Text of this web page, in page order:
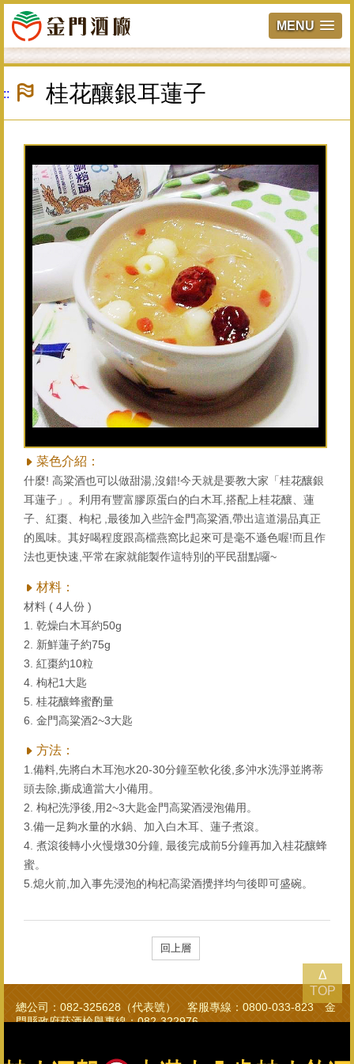
MENU
Δ
TOP
跳
主
::: 桂花釀銀耳蓮子
菜色介紹：
什麼! 高粱酒也可以做甜湯,沒錯!今天就是要教大家「桂花釀銀
耳蓮子」。利用有豐富膠原蛋白的白木耳,搭配上桂花釀、蓮
子、紅棗、枸杞 ,最後加入些許金門高粱酒,帶出這道湯品真正
的風味。其好喝程度跟高檔燕窩比起來可是毫不遜色喔!而且作
法也更快速,平常在家就能製作這特別的平⺠甜點囉~
材料：
材料 ( 4人份 )
1. 乾燥白木耳約50g
2. 新鮮蓮子約75g
3. 紅棗約10粒
4. 枸杞1大匙
5. 桂花釀蜂蜜酌量
6. 金門高粱酒2~3大匙
方法：
1.備料,先將白木耳泡水20-30分鐘至軟化後,多沖水洗淨並將蒂
頭去除,撕成適當大小備用。
2. 枸杞洗淨後,用2~3大匙金門高粱酒浸泡備用。
3.備一足夠水量的水鍋、加入白木耳、蓮子煮滾。
4. 煮滾後轉小火慢燉30分鐘, 最後完成前5分鐘再加入桂花釀蜂
蜜。
5.熄火前,加入事先浸泡的枸杞高梁酒攪拌均勻後即可盛碗。
回上層
總公司：082-325628（代表號） 客服專線：0800-033-823 金
門縣政府菸酒檢舉專線：082-322976